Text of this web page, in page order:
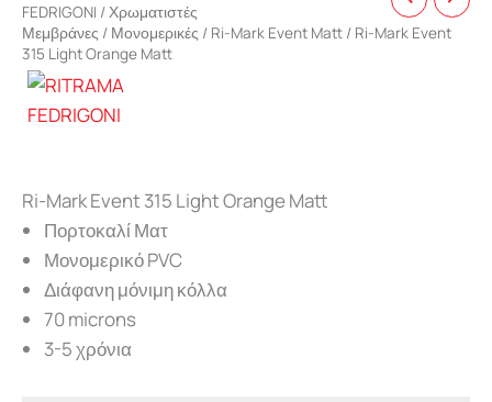
FEDRIGONI /Χρωματιστές
Μεμβράνες / Μονομερικές / Ri-Mark Event Matt / Ri-Mark Event
315 Light Orange Matt
Ri-Mark Event 315 Light Orange Matt
Πορτοκαλί Ματ
Μονομερικό PVC
Διάφανη μόνιμη κόλλα
70 microns
3-5 χρόνια